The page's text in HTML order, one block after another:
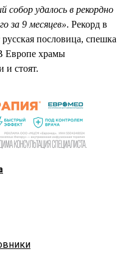
собор удалось в рекордно
за 9 месяцев». Рекорд в
пословица, спешка
Европе храмы
и стоят.